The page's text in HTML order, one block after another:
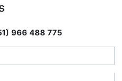
966 488 775